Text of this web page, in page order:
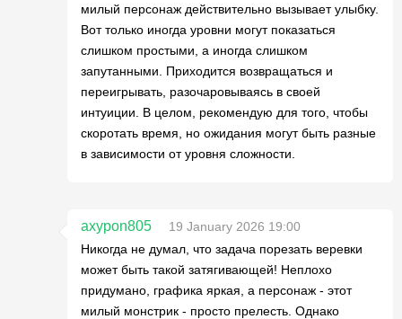
милый персонаж действительно вызывает улыбку.
Вот только иногда уровни могут показаться
слишком простыми, а иногда слишком
запутанными. Приходится возвращаться и
переигрывать, разочаровываясь в своей
интуиции. В целом, рекомендую для того, чтобы
скоротать время, но ожидания могут быть разные
в зависимости от уровня сложности.
axypon805
19 January 2026 19:00
Никогда не думал, что задача порезать веревки
может быть такой затягивающей! Неплохо
придумано, графика яркая, а персонаж - этот
милый монстрик - просто прелесть. Однако